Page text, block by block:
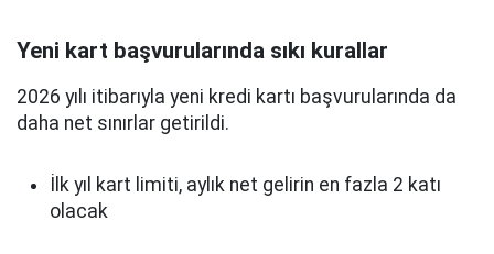
Yeni kart başvurularında sıkı kurallar
2026 yılı itibarıyla yeni kredi kartı başvurularında da
daha net sınırlar getirildi.
İlk yıl kart limiti, aylık net gelirin en fazla 2 katı
olacak